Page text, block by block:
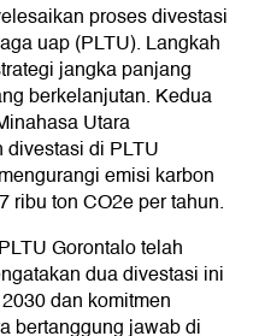
proses divestasi
uap (PLTU). Langkah
jangka panjang
berkelanjutan. Kedua
Utara
divestasi di PLTU
emisi karbon
ribu ton CO2e per tahun.
Gorontalo telah
dua divestasi ini
dan komitmen
bertanggung jawab di